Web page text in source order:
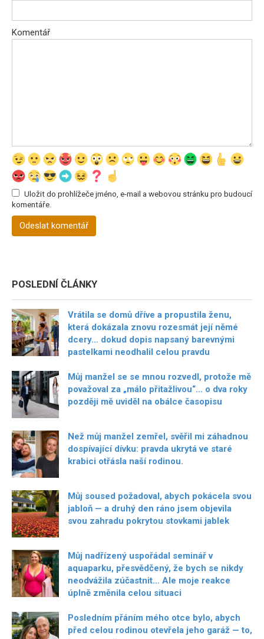
Komentář
Uložit do prohlížeče jméno, e-mail a webovou stránku pro budoucí
komentáře.
POSLEDNÍ ČLÁNKY
Vrátila se domů dříve a propustila ženu,
která dokázala znovu rozesmát její němé
dcery… dokud dopis napsaný barevnými
pastelkami neodhalil celou pravdu
Můj manžel se se mnou rozvedl, protože mě
považoval za „málo přitažlivou“… o dva roky
později mě uviděl na obálce časopisu
Než můj manžel zemřel, svěřil mi záhadnou
dospívající dívku: pravda ukrytá ve staré
krabici otřásla naší rodinou.
Můj soused požadoval, abych pokácela svou
jabloň — a druhý den ráno jsem objevila
svou zahradu pokrytou stovkami jablek
Můj nadřízený uspořádal seminář v
aquaparku, přesvědčený, že bych se nikdy
neodvážila zúčastnit… Ale moje reakce
úplně změnila celou situaci
Posledním přáním mého otce bylo, abych
před celou rodinou otevřela jeho garáž — to,